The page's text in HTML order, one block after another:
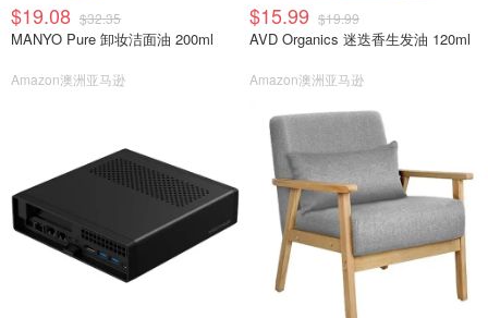
$19.08 $32.35
MANYO Pure 卸妆洁面油 200ml
Amazon澳洲亚马逊
$15.99 $19.99
AVD Organics 迷迭香生发油 120ml
Amazon澳洲亚马逊